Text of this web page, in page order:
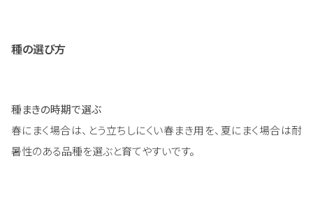
種の選び方
種まきの時期で選ぶ
春にまく場合は、とう立ちしにくい春まき用を、夏にまく場合は耐
暑性のある品種を選ぶと育てやすいです。